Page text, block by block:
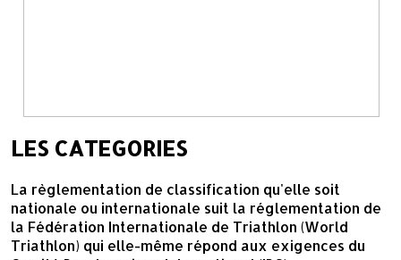
LES CATEGORIES
La règlementation de classification qu'elle soit
nationale ou internationale suit la réglementation de
la Fédération Internationale de Triathlon (World
Triathlon) qui elle-même répond aux exigences du